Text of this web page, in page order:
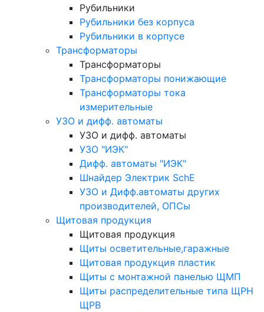
Рубильники
Рубильники без корпуса
Рубильники в корпусе
Трансформаторы
Трансформаторы
Трансформаторы понижающие
Трансформаторы тока
измерительные
УЗО и дифф. автоматы
УЗО и дифф. автоматы
УЗО "ИЭК"
Дифф. автоматы "ИЭК"
Шнайдер Электрик SchE
УЗО и Дифф.автоматы других
производителей, ОПСы
Щитовая продукция
Щитовая продукция
Щиты осветительные,гаражные
Щитовая продукция пластик
Щиты с монтажной панелью ЩМП
Щиты распределительные типа ЩРН
ЩРВ